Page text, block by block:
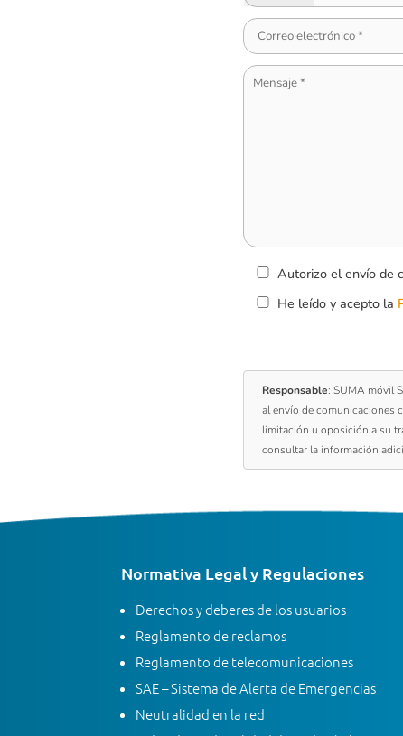
Autorizo el envío de
He leído y acepto la
Responsable: SUMA móvil
al envío de comunicaciones
limitación u oposición a su
consultar la información
Normativa Legal y Regulaciones
Derechos y deberes de los usuarios
Reglamento de reclamos
Reglamento de telecomunicaciones
SAE – Sistema de Alerta de Emergencias
Neutralidad en la red